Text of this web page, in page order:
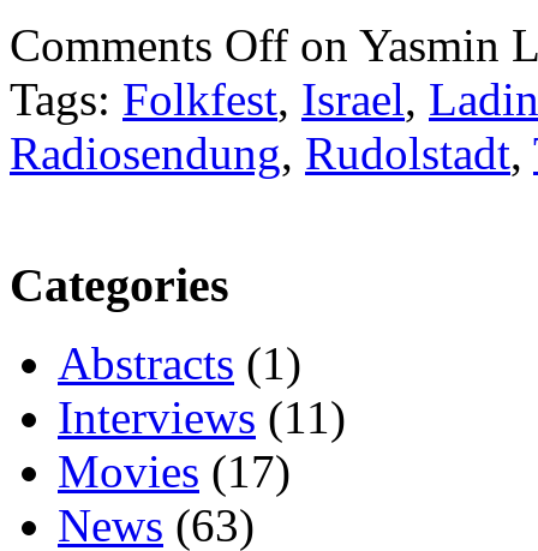
Comments Off on Yasmin
Tags: Folkfest, Israel,
Radiosendung, Rudolstadt,
Categories
Abstracts (1)
Interviews (11)
Movies (17)
News (63)